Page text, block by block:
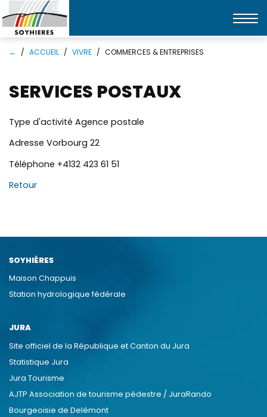
clés
Rechercher
la
← ACCUEIL VIVRE COMMERCES & ENTREPRISES
SERVICES POSTAUX
Type d'activité Agence postale
Adresse Vorbourg 22
Téléphone +4132 423 61 51
Retour
SOYHIÈRES
Maison Chappuis
Station hydrologique fédérale
JURA
Site officiel de la République et Canton du Jura
Statistique Jura
Jura Tourisme
AJTP Association de tourisme pédestre / JuraRando
Bourgeoisie de Delémont